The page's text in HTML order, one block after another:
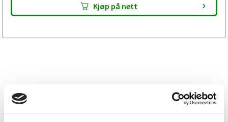
Kjøp på nett
Bestselgere